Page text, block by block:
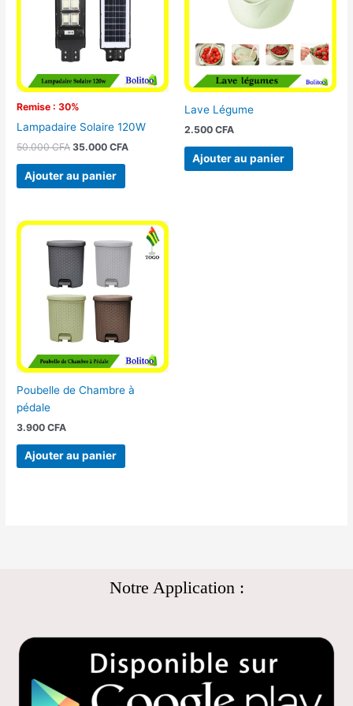
Remise : 30%
Lampadaire Solaire 120W
50.000CFA 35.000CFA
Ajouter au panier
Lave Légume
2.500 CFA
Ajouter au panier
Poubelle de Chambre à
pédale
3.900CFA
Ajouter au panier
Notre Application :